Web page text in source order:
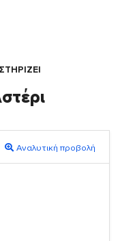
Αναλυτική προβολή